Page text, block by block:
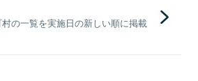
の一覧を実施日の新しい順に掲載